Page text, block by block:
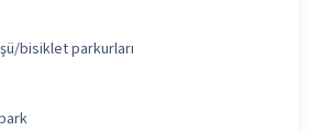
bisiklet parkurları